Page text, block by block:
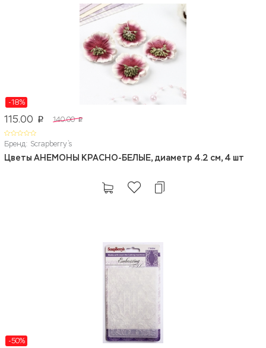
-18%
115.00 p 140.00 p
Бренд: Scrapberry`s
Цветы АНЕМОНЫ КРАСНО-БЕЛЫЕ, диаметр 4.2 см, 4 шт
-50%